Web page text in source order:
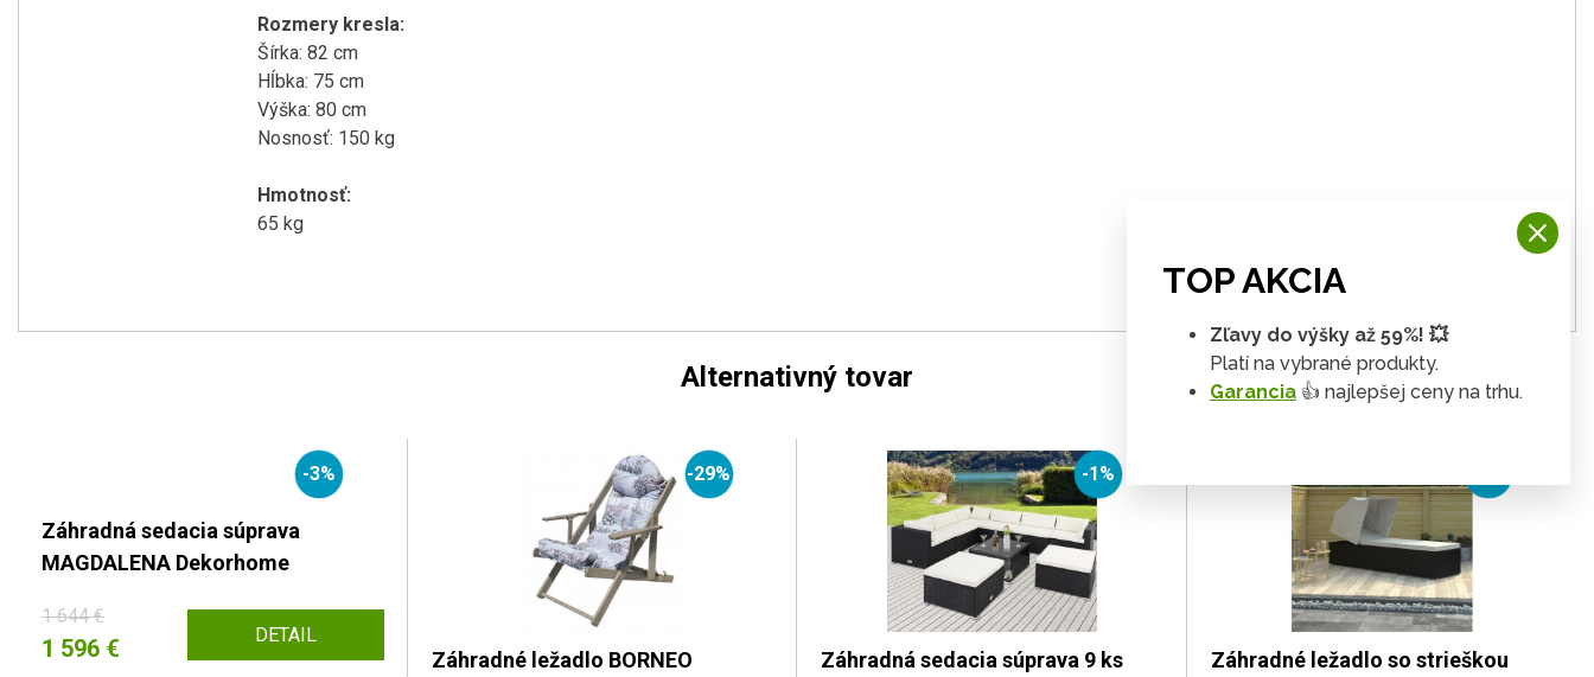
Rozmery kresla:
Šírka: 82 cm
Hĺbka: 75 cm
Výška: 80 cm
Nosnosť: 150 kg
Hmotnosť:
65 kg
Alternativný tovar
-3%
Záhradná sedacia súprava
MAGDALENA Dekorhome
1 644 €
1 596 € DETAIL
-29%
Záhradné ležadlo BORNEO
-1%
Záhradná sedacia súprava 9 ks
Záhradné ležadlo so strieškou
TOP AKCIA
Zľavy do výšky až 59%! 💥
Platí na vybrané produkty.
Garancia 👍 najlepšej ceny na trhu.